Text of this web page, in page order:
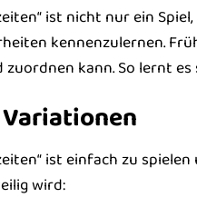
ist nicht nur ein
kennenzulernen.
kann. So lernt
ist einfach zu
wird: